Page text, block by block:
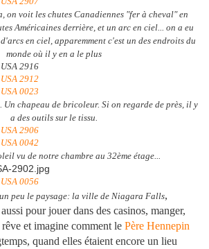
on voit les chutes Canadiennes "fer à cheval" en
Américaines derrière, et un arc en ciel... on a eu
en ciel, apparemment c'est un des endroits du
monde où il y en a le plus
chapeau de bricoleur. Si on regarde de près, il y
a des outils sur le tissu.
vu de notre chambre au 32ème étage...
peu le paysage: la ville de Niagara Falls,
pour jouer dans des casinos, manger,
et imagine comment le Père Hennepin
quand elles étaient encore un lieu